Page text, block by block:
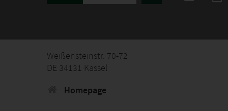
Weißensteinstr. 70-72
DE 34131 Kassel
Homepage